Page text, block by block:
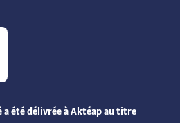
été délivrée à Aktéap au titre